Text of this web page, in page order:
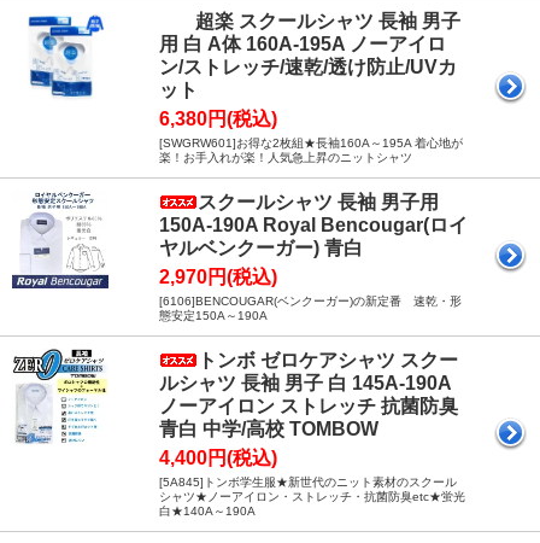
超楽 スクールシャツ 長袖 男子
用 白 A体 160A-195A ノーアイロ
ン/ストレッチ/速乾/透け防止/UVカ
ット
6,380円(税込)
[SWGRW601]お得な2枚組★長袖160A～195A 着心地が
楽！お手入れが楽！人気急上昇のニットシャツ
スクールシャツ 長袖 男子用
150A-190A Royal Bencougar(ロイ
ヤルベンクーガー) 青白
2,970円(税込)
[6106]BENCOUGAR(ベンクーガー)の新定番 速乾・形
態安定150A～190A
トンボ ゼロケアシャツ スクー
ルシャツ 長袖 男子 白 145A-190A
ノーアイロン ストレッチ 抗菌防臭
青白 中学/高校 TOMBOW
4,400円(税込)
[5A845]トンボ学生服★新世代のニット素材のスクール
シャツ★ノーアイロン・ストレッチ・抗菌防臭etc★蛍光
白★140A～190A